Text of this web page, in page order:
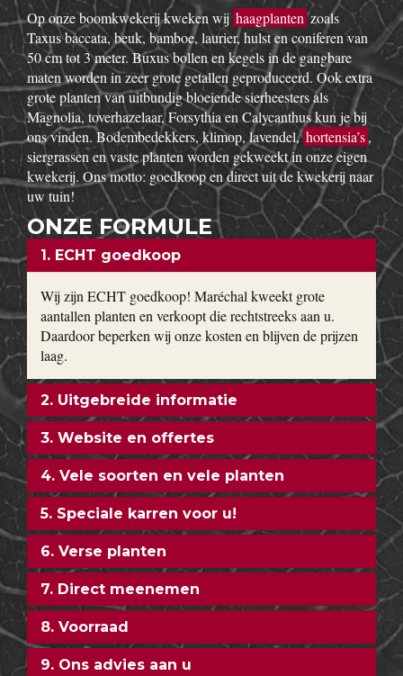
w
Op onze boomkwekerij kweken wij haagplantenzoals
Taxus baccata, beuk, bamboe, laurier, hulst en coniferen van
50 cm tot 3 meter. Buxus bollen en kegels in de gangbare
maten worden in zeer grote getallen geproduceerd. Ook extra
grote planten van uitbundig bloeiende sierheesters als
Magnolia, toverhazelaar, Forsythia en Calycanthus kun je bij
ons vinden. Bodembedekkers, klimop, lavendel,hortensia’s,
siergrassen en vaste planten worden gekweekt in onze eigen
kwekerij. Ons motto: goedkoop en direct uit de kwekerij naar
uw tuin!
ONZE FORMULE
1. ECHT goedkoop
Wij zijn ECHT goedkoop! Maréchal kweekt grote
aantallen planten en verkoopt die rechtstreeks aan u.
Daardoor beperken wij onze kosten en blijven de prijzen
laag.
2. Uitgebreide informatie
3. Website en offertes
4. Vele soorten en vele planten
5. Speciale karren voor u!
6. Verse planten
7. Direct meenemen
8. Voorraad
9. Ons advies aan u